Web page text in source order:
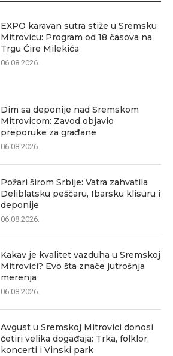
EXPO karavan sutra stiže u Sremsku
Mitrovicu: Program od 18 časova na
Trgu Ćire Milekića
06.08.2026.
Dim sa deponije nad Sremskom
Mitrovicom: Zavod objavio
preporuke za građane
06.08.2026.
Požari širom Srbije: Vatra zahvatila
Deliblatsku peščaru, Ibarsku klisuru i
deponije
06.08.2026.
Kakav je kvalitet vazduha u Sremskoj
Mitrovici? Evo šta znače jutrošnja
merenja
06.08.2026.
Avgust u Sremskoj Mitrovici donosi
četiri velika događaja: Trka, folklor,
koncerti i Vinski park